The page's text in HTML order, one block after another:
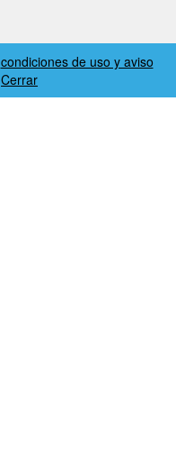
condiciones de uso y aviso
Cerrar